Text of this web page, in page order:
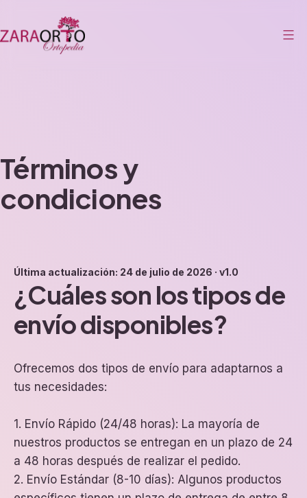
al
contenido
Términos y
condiciones
Última actualización: 24 de julio de 2026 · v1.0
¿Cuáles son los tipos de
envío disponibles?
Ofrecemos dos tipos de envío para adaptarnos a
tus necesidades:
1. Envío Rápido (24/48 horas): La mayoría de
nuestros productos se entregan en un plazo de 24
a 48 horas después de realizar el pedido.
2. Envío Estándar (8-10 días): Algunos productos